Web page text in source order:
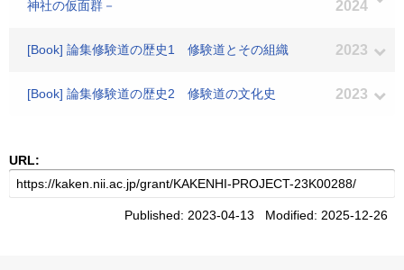
神社の仮面群－
2024
[Book] 論集修験道の歴史1 修験道とその組織 2023
[Book] 論集修験道の歴史2 修験道の文化史 2023
URL:
Published: 2023-04-13 Modified: 2025-12-26